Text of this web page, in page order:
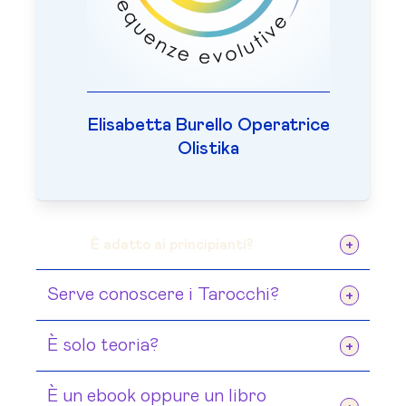
Elisabetta Burello Operatrice
Olistika
È adatto ai principianti?
Sì. È stato scritto proprio per
accompagnare chi parte dalle basi.
Serve conoscere i Tarocchi?
No
È solo teoria?
No.
È un ebook oppure un libro